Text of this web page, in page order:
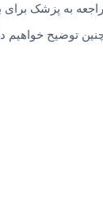
پزشک برای
خواهیم